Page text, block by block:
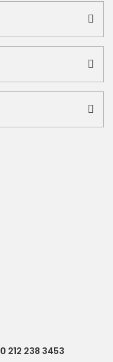
0 212 238 3453